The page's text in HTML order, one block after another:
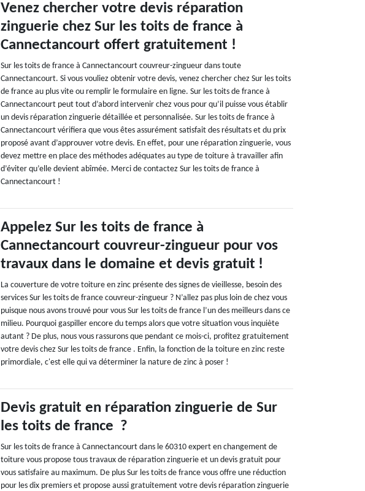
Venez chercher votre devis réparation
zinguerie chez Sur les toits de france à
Cannectancourt offert gratuitement !
Sur les toits de france à Cannectancourt couvreur-zingueur dans toute
Cannectancourt. Si vous vouliez obtenir votre devis, venez chercher chez Sur les toits
de france au plus vite ou remplir le formulaire en ligne. Sur les toits de france à
Cannectancourt peut tout d’abord intervenir chez vous pour qu’il puisse vous établir
un devis réparation zinguerie détaillée et personnalisée. Sur les toits de france à
Cannectancourt vérifiera que vous êtes assurément satisfait des résultats et du prix
proposé avant d’approuver votre devis. En effet, pour une réparation zinguerie, vous
devez mettre en place des méthodes adéquates au type de toiture à travailler afin
d’éviter qu’elle devient abîmée. Merci de contactez Sur les toits de france à
Cannectancourt !
Appelez Sur les toits de france à
Cannectancourt couvreur-zingueur pour vos
travaux dans le domaine et devis gratuit !
La couverture de votre toiture en zinc présente des signes de vieillesse, besoin des
services Sur les toits de france couvreur-zingueur ? N’allez pas plus loin de chez vous
puisque nous avons trouvé pour vous Sur les toits de france l’un des meilleurs dans ce
milieu. Pourquoi gaspiller encore du temps alors que votre situation vous inquiète
autant ? De plus, nous vous rassurons que pendant ce mois-ci, profitez gratuitement
votre devis chez Sur les toits de france . Enfin, la fonction de la toiture en zinc reste
primordiale, c'est elle qui va déterminer la nature de zinc à poser !
Devis gratuit en réparation zinguerie de Sur
les toits de france ?
Sur les toits de france à Cannectancourt dans le 60310 expert en changement de
toiture vous propose tous travaux de réparation zinguerie et un devis gratuit pour
vous satisfaire au maximum. De plus Sur les toits de france vous offre une réduction
pour les dix premiers et propose aussi gratuitement votre devis réparation zinguerie